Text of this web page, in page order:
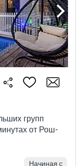
групп
от Рош-
Начиная с